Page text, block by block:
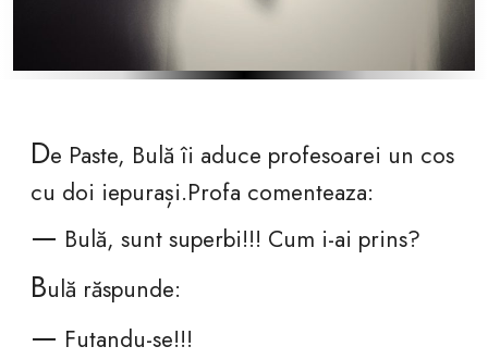
De Paste, Bulă îi aduce profesoarei un cos
cu doi iepurași.Profa comenteaza:
— Bulă, sunt superbi!!! Cum i-ai prins?
Bulă răspunde:
— Futandu-se!!!